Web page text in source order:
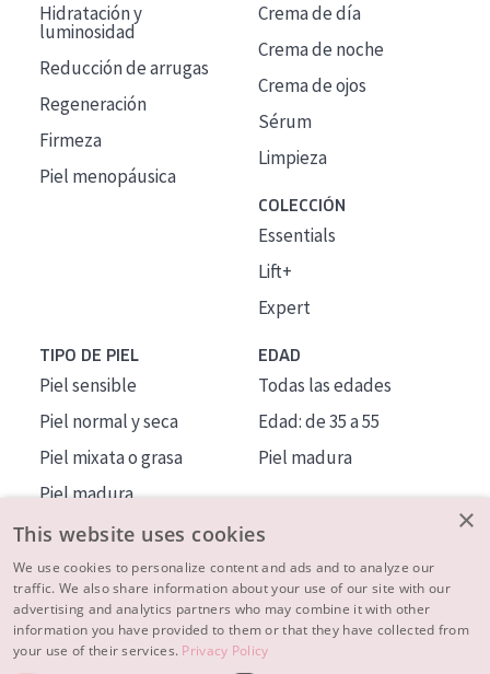
Hidratación y
luminosidad
Reducción de arrugas
Regeneración
Firmeza
Piel menopáusica
Crema de día
Crema de noche
Crema de ojos
Sérum
Limpieza
COLECCIÓN
Essentials
Lift+
Expert
TIPO DE PIEL
Piel sensible
Piel normal y seca
Piel mixata o grasa
Piel madura
Piel expuesta al sol
Piel menopáusica
EDAD
Todas las edades
Edad: de 35 a 55
Piel madura
MÁS SOBRE NOSOTROS
INSPIRACIÓN
×
This website uses cookies
We use cookies to personalize content and ads and to analyze our
traffic. We also share information about your use of our site with our
advertising and analytics partners who may combine it with other
information you have provided to them or that they have collected from
your use of their services. Privacy Policy